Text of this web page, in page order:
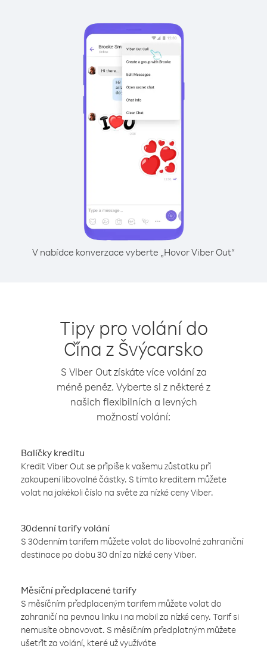
V nabídce konverzace vyberte „Hovor Viber Out“
Tipy pro volání do
Čína z Švýcarsko
S Viber Out získáte více volání za
méně peněz. Vyberte si z některé z
našich flexibilních a levných
možností volání:
Balíčky kreditu
Kredit Viber Out se připíše k vašemu zůstatku při
zakoupení libovolné částky. S tímto kreditem můžete
volat na jakékoli číslo na světe za nízké ceny Viber.
30denní tarify volání
S 30denním tarifem můžete volat do libovolné zahraniční
destinace po dobu 30 dní za nízké ceny Viber.
Měsíční předplacené tarify
S měsíčním předplaceným tarifem můžete volat do
zahraničí na pevnou linku i na mobil za nízké ceny. Tarif si
nemusíte obnovovat. S měsíčním předplatným můžete
ušetřit za volání, které už využíváte